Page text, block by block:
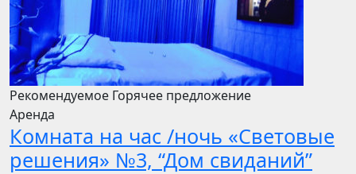
Рекомендуемое Горячее предложение
Аренда
Комната на час /ночь «Световые
решения» №3, “Дом свиданий”